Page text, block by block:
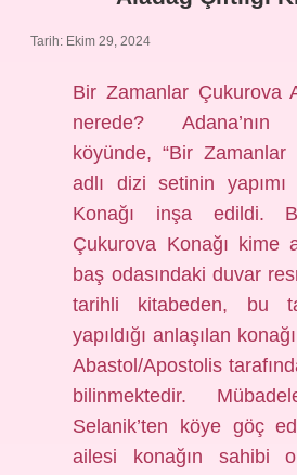
Tarih: Ekim 29, 2024
Bir Zamanlar Çukurova
nerede? Adana’nın
köyünde, “Bir Zamanlar
adlı dizi setinin
Konağı inşa edildi.
Çukurova Konağı kime
baş odasındaki duvar
tarihli kitabeden, bu
yapıldığı anlaşılan
Abastol/Apostolis
bilinmektedir.
Selanik’ten köye göç
ailesi konağın sahibi